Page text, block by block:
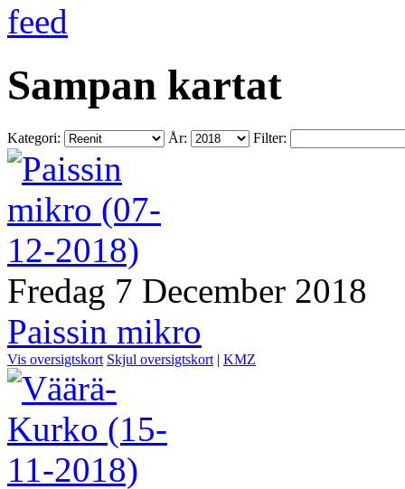
Sampan kartat
Kategori: År: Filter:
Fredag 7 December 2018
Paissin mikro
Vis oversigtskort Skjul oversigtskort | KMZ